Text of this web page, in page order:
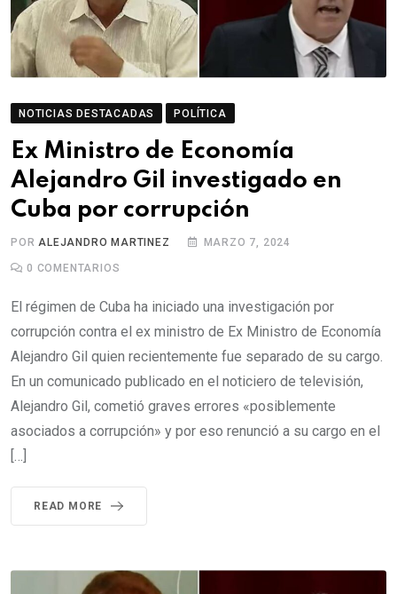
NOTICIAS DESTACADAS POLÍTICA
Ex Ministro de Economía
Alejandro Gil investigado en
Cuba por corrupción
PORALEJANDRO MARTINEZ MARZO 7, 2024
0 COMENTARIOS
El régimen de Cuba ha iniciado una investigación por
corrupción contra el ex ministro de Ex Ministro de Economía
Alejandro Gil quien recientemente fue separado de su cargo.
En un comunicado publicado en el noticiero de televisión,
Alejandro Gil, cometió graves errores «posiblemente
asociados a corrupción» y por eso renunció a su cargo en el
[…]
READ MORE